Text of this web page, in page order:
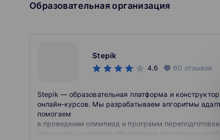
Образовательная организация
Stepik
4.6 60 отзывов
Stepik — образовательная платформа и конструктор
онлайн-курсов. Мы разрабатываем алгоритмы
помогаем
в проведении олимпиад и программ
Наша цель — сделать образование открытым и